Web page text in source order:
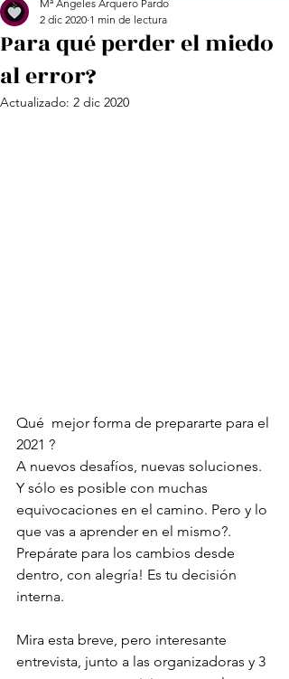
Para qué perder el miedo
al error?
Mª Ángeles Arquero Pardo
2 dic 2020 1 min de lectura
Actualizado: 2 dic 2020
Qué  mejor forma de prepararte para el
2021 ?
A nuevos desafíos, nuevas soluciones.
Y sólo es posible con muchas
equivocaciones en el camino. Pero y lo
que vas a aprender en el mismo?.
Prepárate para los cambios desde
dentro, con alegría! Es tu decisión
interna.
Mira esta breve, pero interesante
entrevista, junto a las organizadoras y 3